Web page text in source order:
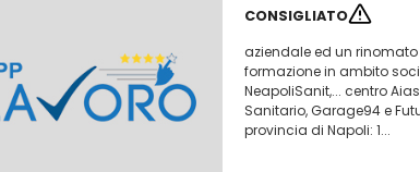
CONSIGLIATO
aziendale ed un rinomato
formazione in ambito
NeapoliSanit,... centro
Sanitario, Garage94 e
provincia di Napoli: 1...